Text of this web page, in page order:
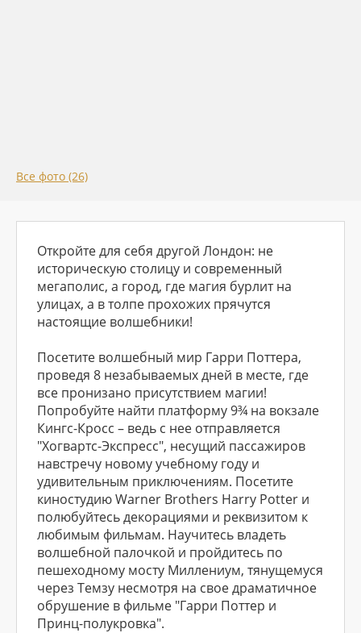
Все фото (26)
Откройте для себя другой Лондон: не
историческую столицу и современный
мегаполис, а город, где магия бурлит на
улицах, а в толпе прохожих прячутся
настоящие волшебники!
Посетите волшебный мир Гарри Поттера,
проведя 8 незабываемых дней в месте, где
все пронизано присутствием магии!
Попробуйте найти платформу 9¾ на вокзале
Кингс-Кросс – ведь с нее отправляется
"Хогвартс-Экспресс", несущий пассажиров
навстречу новому учебному году и
удивительным приключениям. Посетите
киностудию Warner Brothers Harry Potter и
полюбуйтесь декорациями и реквизитом к
любимым фильмам. Научитесь владеть
волшебной палочкой и пройдитесь по
пешеходному мосту Миллениум, тянущемуся
через Темзу несмотря на свое драматичное
обрушение в фильме "Гарри Поттер и
Принц-полукровка".